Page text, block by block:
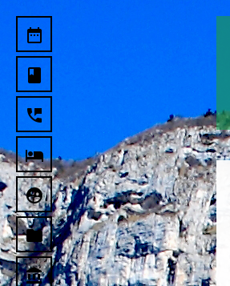
date_range
book
perm_phone_msg
local_hotel
supervised_user_circle
folder
account_balance